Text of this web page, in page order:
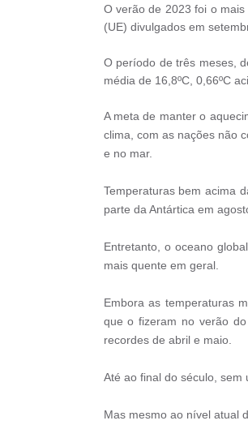
O verão de 2023 foi o
(UE) divulgados em
O período de três meses,
média de 16,8ºC, 0,66ºC
A meta de manter o
clima, com as nações não
e no mar.
Temperaturas bem acima
parte da Antártica em
Entretanto, o oceano
mais quente em geral.
Embora as temperaturas
que o fizeram no verão
recordes de abril e maio.
Até ao final do século, sem
Mas mesmo ao nível atual